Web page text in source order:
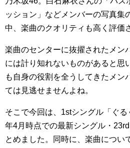
ッション」などメンバーの写真集
中、楽曲のクオリティも高く評価
楽曲のセンターに抜擢されたメン
には計り知れないものがあると思
も自身の役割を全うしてきたメン
ては見逃せませんよね。
そこで今回は、1stシングル「ぐ
年4月時点での最新シングル・
とめました。同時に、楽曲につい